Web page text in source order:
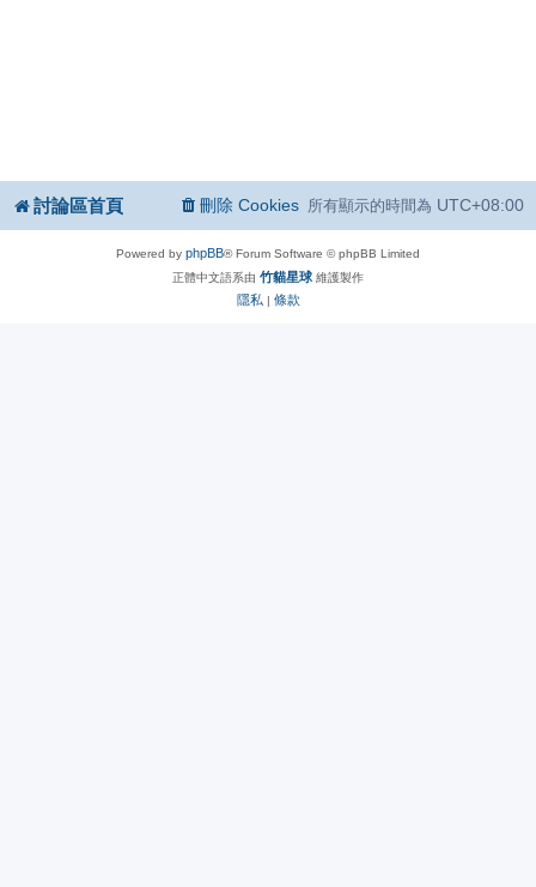
討論區首頁 所有顯示的時間為 UTC+08:00
刪除 Cookies
Powered by phpBB® Forum Software © phpBB Limited
正體中文語系由 竹貓星球 維護製作
隱私| 條款